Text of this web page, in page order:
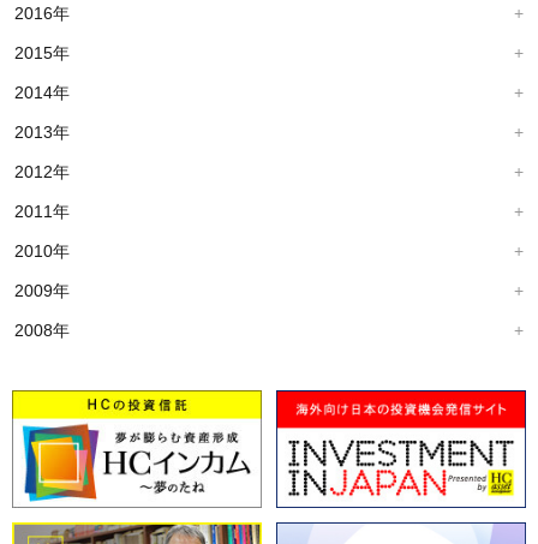
2016年
2015年
2014年
2013年
2012年
2011年
2010年
2009年
2008年